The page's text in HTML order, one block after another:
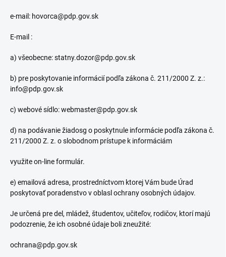
e-mail: hovorca@pdp.gov.sk
E-mail :
a) všeobecne: statny.dozor@pdp.gov.sk
b) pre poskytovanie informácií podľa zákona č. 211/2000 Z. z.:
info@pdp.gov.sk
c) webové sídlo: webmaster@pdp.gov.sk
d) na podávanie žiadosg o poskytnule informácie podľa zákona č.
211/2000 Z. z. o slobodnom prístupe k informáciám
využite on-line formulár.
e) emailová adresa, prostredníctvom ktorej Vám bude Úrad
poskytovať poradenstvo v oblasl ochrany osobných údajov.
Je určená pre del, mládež, študentov, učiteľov, rodičov, ktorí majú
podozrenie, že ich osobné údaje boli zneužité:
ochrana@pdp.gov.sk